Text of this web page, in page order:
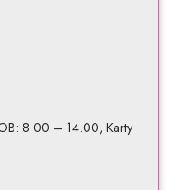
8.00 – 14.00, Karty